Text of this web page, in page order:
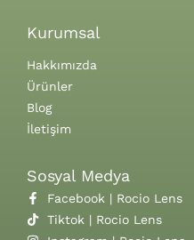
Kurumsal
Hakkımızda
Ürünler
Blog
İletişim
Sosyal Medya
Facebook | Rocio Lens
Tiktok | Rocio Lens